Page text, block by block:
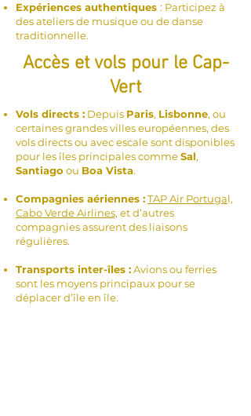
Expériences authentiques : Participez à
des ateliers de musique ou de danse
traditionnelle.
Accès et vols pour le Cap-
Vert
Vols directs : Depuis Paris, Lisbonne, ou
certaines grandes villes européennes, des
vols directs ou avec escale sont disponibles
pour les îles principales commeSal,
Santiago ou Boa Vista.
Compagnies aériennes :TAP Air Portugal,
Cabo Verde Airlines, et d’autres
compagnies assurent des liaisons
régulières.
Transports inter-îles :Avions ou ferries
sont les moyens principaux pour se
déplacer d’île en île.